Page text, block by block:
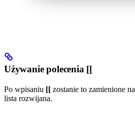
Używanie polecenia [[
Po wpisaniu [[ zostanie to zamienione na
lista rozwijana.